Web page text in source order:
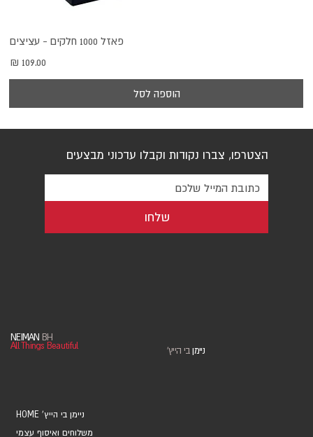
פאזל 1000 חלקים - עציצים
מחיר
הוספה לסל
HOME 'ניימן בי הייץ
משלוחים ואיסוף עצמי
הצטרפו, צברו נקודות וקבלו עדכוני מבצעים
שלחו
NEIMAN BH
All Things Beautiful
' ניימן בי הייץ